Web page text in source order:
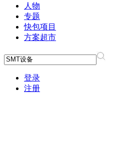
人物
专题
快包项目
方案超市
登录
注册